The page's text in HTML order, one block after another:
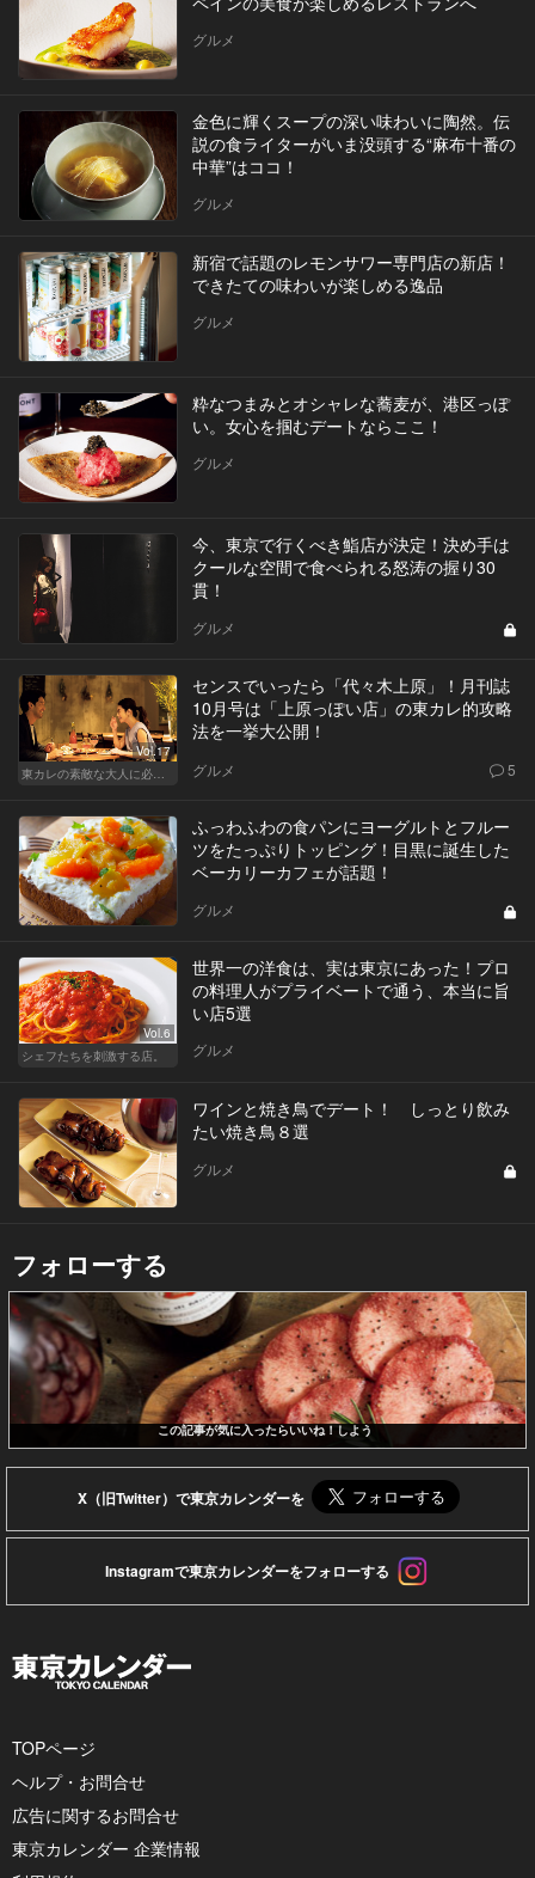
グルメ
金色に輝くスープの深い味わいに陶然。伝
説の食ライターがいま没頭する“麻布十番の
中華”はココ！
グルメ
新宿で話題のレモンサワー専門店の新店！
できたての味わいが楽しめる逸品
グルメ
粋なつまみとオシャレな蕎麦が、港区っぽ
い。女心を掴むデートならここ！
グルメ
今、東京で行くべき鮨店が決定！決め手は
クールな空間で食べられる怒涛の握り30
貫！
グルメ
Vol.17
センスでいったら「代々木上原」！月刊誌
10月号は「上原っぽい店」の東カレ的攻略
法を一挙大公開！
グルメ 5
ふっわふわの食パンにヨーグルトとフルー
ツをたっぷりトッピング！目黒に誕生した
ベーカリーカフェが話題！
グルメ
Vol.6
シェフたちを刺激する店。
世界一の洋食は、実は東京にあった！プロ
の料理人がプライベートで通う、本当に旨
い店5選
グルメ
ワインと焼き鳥でデート！ しっとり飲み
たい焼き鳥８選
グルメ
フォローする
この記事が気に入ったらいいね！しよう
X（旧Twitter）で東京カレンダーを
Instagramで東京カレンダーをフォローする
TOPページ
ヘルプ・お問合せ
広告に関するお問合せ
東京カレンダー 企業情報